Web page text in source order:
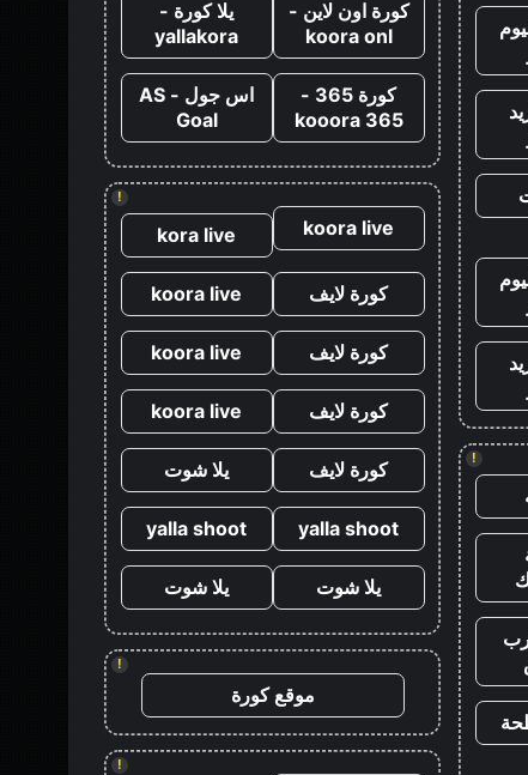
!
كورة اون لاين -
koora onl
يلا كورة -
yallakora
كورة 365 -
kooora 365
اس جول - AS
Goal
!
koora live
kora live
كورة لايف koora live
كورة لايف koora live
كورة لايف koora live
كورة لايف يلا شوت
yalla shoot
yalla shoot
يلا شوت يلا شوت
!
موقع كورة
!